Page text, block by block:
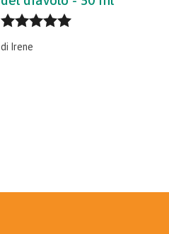
Valutato
di Irene